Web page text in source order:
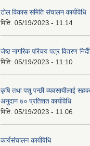
टोल विकास समिति संचालन कार्यविधि
मिति: 05/19/2023 - 11:14
जेष्ठ नागरिक परिचय पत्र वितरण
मिति: 05/19/2023 - 11:10
कृषि तथा पशु पन्छी व्यवसायीलाई
अनुदान ७० प्रतिशत कार्यविधि
मिति: 05/19/2023 - 11:06
कार्यसंचालन कार्यविधि